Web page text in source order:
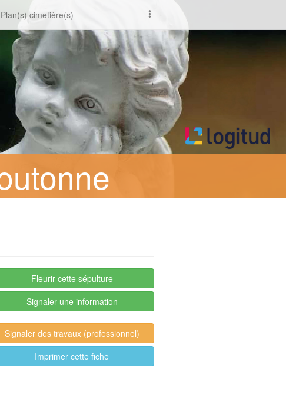
Plan(s) cimetière(s)
Fleurir cette sépulture
Signaler une information
Signaler des travaux (professionnel)
Imprimer cette fiche